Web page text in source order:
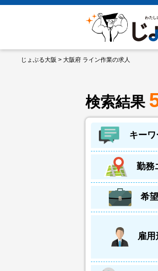
じょぶる大阪 > 大阪府 ライン作業の求人
検索結果
キーワ
勤務
希望
雇用